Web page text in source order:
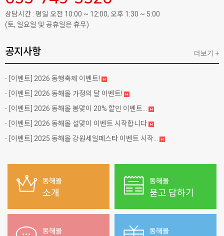
상담시간 : 평일 오전 10:00 ~ 12:00, 오후 1:30 ~ 5:00
(토, 일요일 및 공휴일은 휴무)
공지사항
[이벤트] 2026 동행축제 이벤트!
[이벤트] 2026 동해몰 가정의 달 이벤트!
[이벤트] 2026 동해몰 봄맞이 20% 할인 이벤트...
[이벤트] 2026 동해몰 설맞이 이벤트 시작합니다
[이벤트] 2025 동해몰 강원세일페스타 이벤트 시작...
더보기 +
동해몰
소개
동해몰
묻고 답하기
동해몰 동해몰